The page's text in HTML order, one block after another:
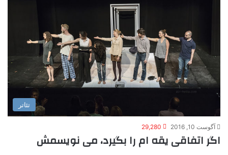
تئاتر
آگوست 10, 2016 29,280
اگر اتفاقی یقه ام را بگیرد، می نویسمش